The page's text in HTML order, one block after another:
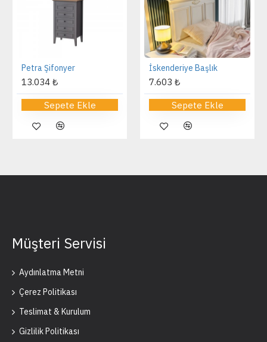
Petra Şifonyer
13.034 ₺
Sepete Ekle
İskenderiye Başlık
7.603 ₺
Sepete Ekle
Müşteri Servisi
Aydınlatma Metni
Çerez Politikası
Teslimat & Kurulum
Gizlilik Politikası